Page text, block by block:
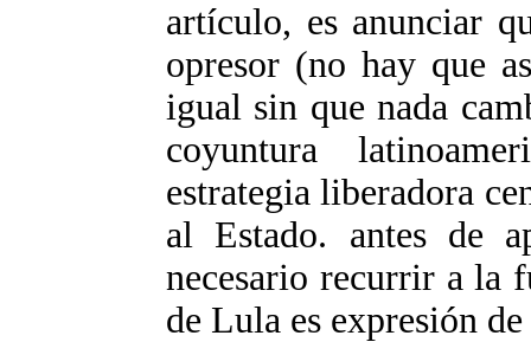
artículo, es anunciar
opresor (no hay que
igual sin que nada
coyuntura
estrategia liberadora
al Estado. antes de
necesario recurrir a la
de Lula es expresión